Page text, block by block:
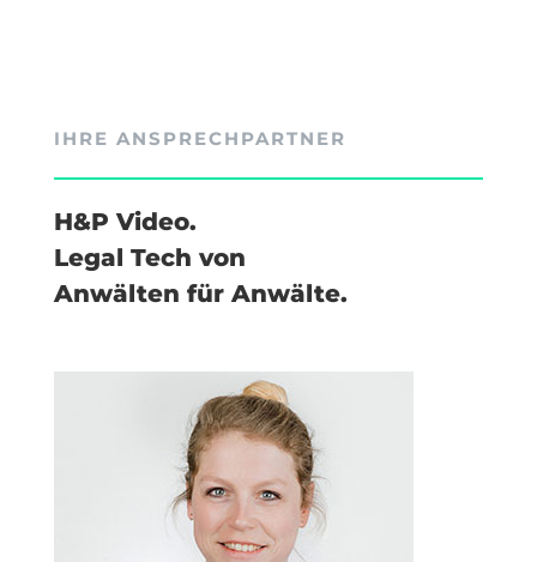
IHRE ANSPRECHPARTNER
H&P Video.
Legal Tech von
Anwälten für Anwälte.